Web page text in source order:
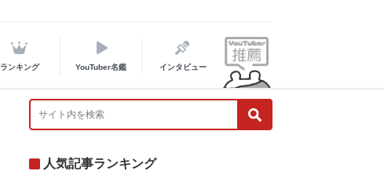
ランキング YouTuber名鑑 インタビュー
人気記事ランキング